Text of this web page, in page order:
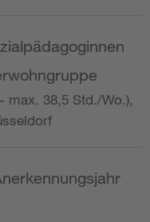
max. 38,5 Std./Wo.),